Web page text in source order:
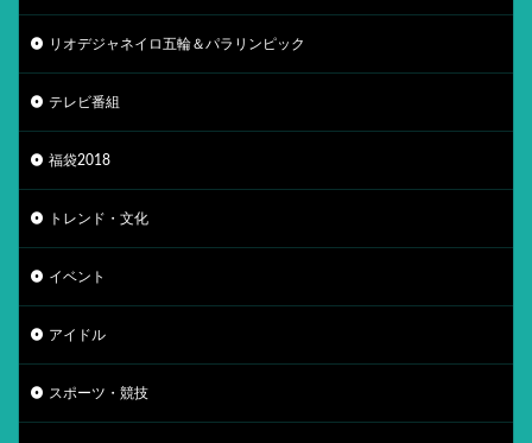
リオデジャネイロ五輪＆パラリンピック
テレビ番組
福袋2018
トレンド・文化
イベント
アイドル
スポーツ・競技